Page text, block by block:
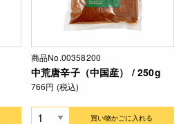
商品No.00358200
中荒唐辛子（中国産） / 250g
766円 (税込)
買い物かごに入れる